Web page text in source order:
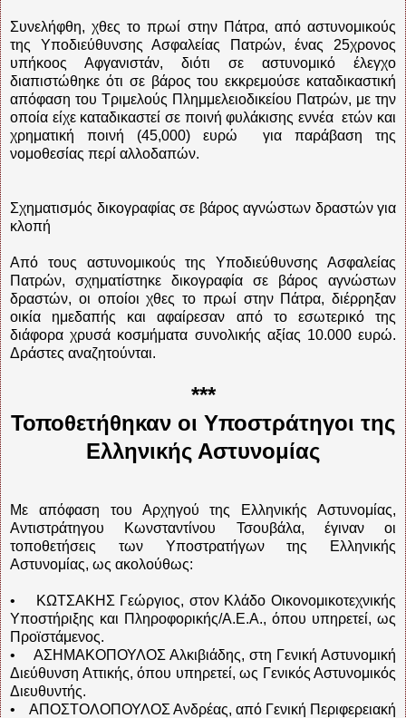
Συνελήφθη, χθες το πρωί στην Πάτρα, από αστυνομικούς
της Υποδιεύθυνσης Ασφαλείας Πατρών, ένας 25χρονος
υπήκοος Αφγανιστάν, διότι σε αστυνομικό έλεγχο
διαπιστώθηκε ότι σε βάρος του εκκρεμούσε καταδικαστική
απόφαση του Τριμελούς Πλημμελειοδικείου Πατρών, με την
οποία είχε καταδικαστεί σε ποινή φυλάκισης εννέα ετών και
χρηματική ποινή (45,000) ευρώ για παράβαση της
νομοθεσίας περί αλλοδαπών.
Σχηματισμός δικογραφίας σε βάρος αγνώστων δραστών για
κλοπή
Από τους αστυνομικούς της Υποδιεύθυνσης Ασφαλείας
Πατρών, σχηματίστηκε δικογραφία σε βάρος αγνώστων
δραστών, οι οποίοι χθες το πρωί στην Πάτρα, διέρρηξαν
οικία ημεδαπής και αφαίρεσαν από το εσωτερικό της
διάφορα χρυσά κοσμήματα συνολικής αξίας 10.000 ευρώ.
Δράστες αναζητούνται.
***
Τοποθετήθηκαν οι Υποστράτηγοι της
Ελληνικής Αστυνομίας
Με απόφαση του Αρχηγού της Ελληνικής Αστυνομίας,
Αντιστράτηγου Κωνσταντίνου Τσουβάλα, έγιναν οι
τοποθετήσεις των Υποστρατήγων της Ελληνικής
Αστυνομίας, ως ακολούθως:
• ΚΩΤΣΑΚΗΣ Γεώργιος, στον Κλάδο Οικονομικοτεχνικής
Υποστήριξης και Πληροφορικής/Α.Ε.Α., όπου υπηρετεί, ως
Προϊστάμενος.
• ΑΣΗΜΑΚΟΠΟΥΛΟΣ Αλκιβιάδης, στη Γενική Αστυνομική
Διεύθυνση Αττικής, όπου υπηρετεί, ως Γενικός Αστυνομικός
Διευθυντής.
• ΑΠΟΣΤΟΛΟΠΟΥΛΟΣ Ανδρέας, από Γενική Περιφερειακή